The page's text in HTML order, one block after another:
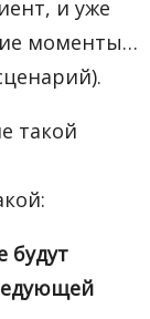
и уже
моменты…
такой
будут